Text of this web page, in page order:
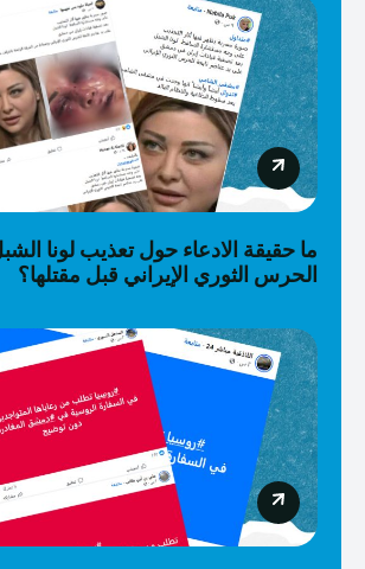
ما حقيقة الادعاء حول تعذيب لونا
الحرس الثوري الإيراني قبل مقتلها؟